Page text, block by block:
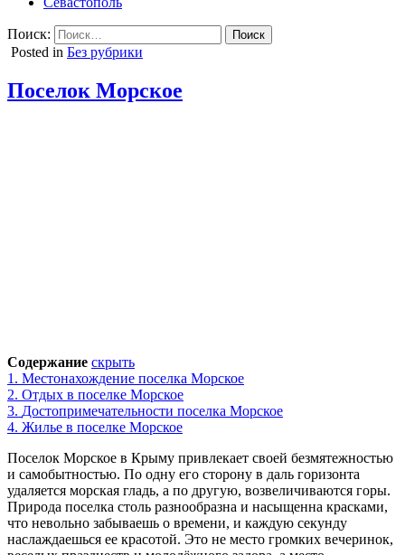
Поиск:
Posted in Без рубрики
Поселок Морское
Содержание скрыть
1. Местонахождение поселка Морское
2. Отдых в поселке Морское
3. Достопримечательности поселка Морское
4. Жилье в поселке Морское
Поселок Морское в Крыму привлекает своей безмятежностью
и самобытностью. По одну его сторону в даль горизонта
удаляется морская гладь, а по другую, возвеличиваются горы.
Природа поселка столь разнообразна и насыщенна красками,
что невольно забываешь о времени, и каждую секунду
наслаждаешься ее красотой. Это не место громких вечеринок,